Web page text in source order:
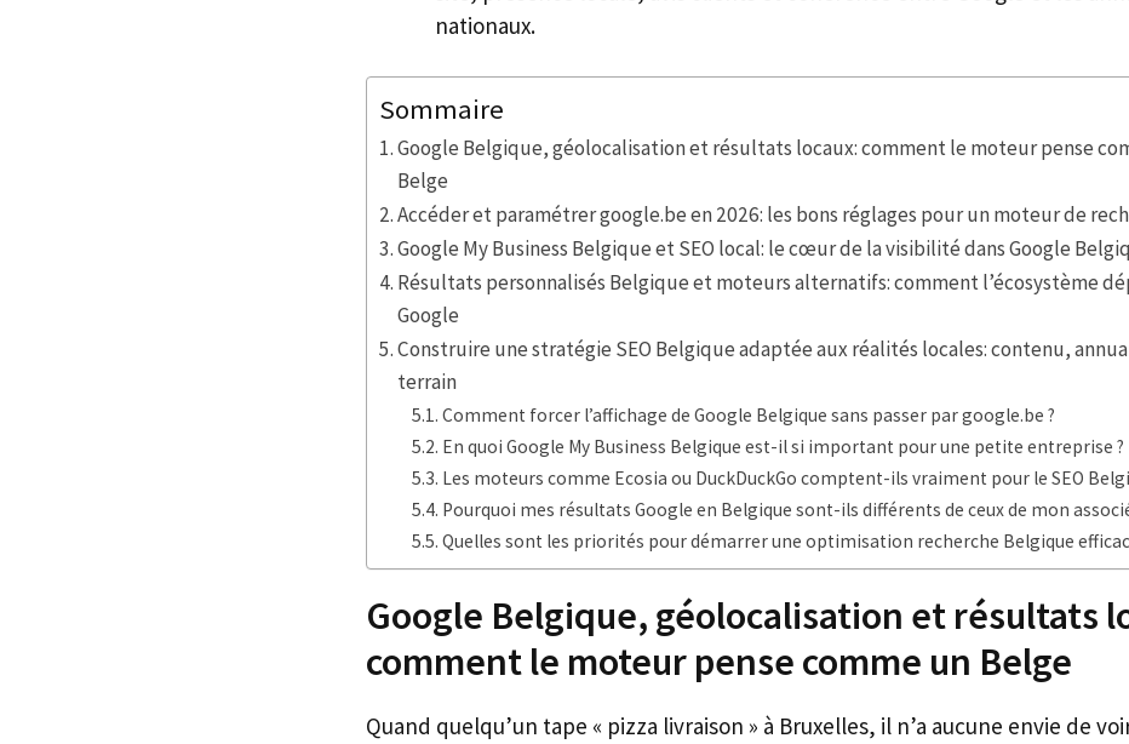
nationaux.
Sommaire
Google Belgique, géolocalisation et résultats locaux: comment le moteur pense
Belge
Accéder et paramétrer google.be en 2026: les bons réglages pour un moteur de
Google My Business Belgique et SEO local: le cœur de la visibilité dans Google
Résultats personnalisés Belgique et moteurs alternatifs: comment l’écosystème
Google
Construire une stratégie SEO Belgique adaptée aux réalités locales: contenu,
terrain
Comment forcer l’affichage de Google Belgique sans passer par google.be ?
En quoi Google My Business Belgique est-il si important pour une petite entreprise ?
Les moteurs comme Ecosia ou DuckDuckGo comptent-ils vraiment pour le SEO
Pourquoi mes résultats Google en Belgique sont-ils différents de ceux de mon
Quelles sont les priorités pour démarrer une optimisation recherche Belgique
Google Belgique, géolocalisation et résultats
comment le moteur pense comme un Belge
Quand quelqu’un tape « pizza livraison » à Bruxelles, il n’a aucune envie de